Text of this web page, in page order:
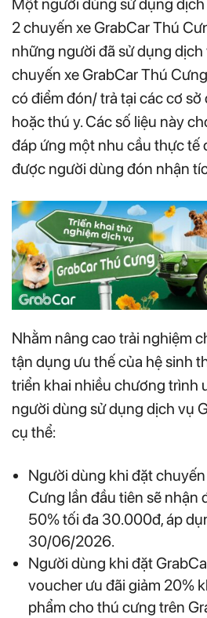
Một người dùng sử dụng
2 chuyến xe GrabCar Thú
những người đã sử dụng dịch
chuyến xe GrabCar Thú
có điểm đón/ trả tại các cơ
hoặc thú y. Các số liệu này
đáp ứng một nhu cầu thực tế
được người dùng đón nhận
Nhằm nâng cao trải nghiệm
tận dụng ưu thế của hệ sinh
triển khai nhiều chương trình
người dùng sử dụng dịch vụ
cụ thể:
Người dùng khi đặt
Cưng lần đầu tiên sẽ nhận
50% tối đa 30.000đ, áp
30/06/2026.
Người dùng khi đặt
voucher ưu đãi giảm 20%
phẩm cho thú cưng trên